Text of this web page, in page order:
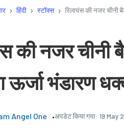
› हिंदी › स्टॉक्स › रिलायंस की नजर चीनी
की नजर चीनी
ऊर्जा भंडारण
Angel One अपडेट किया गया: 19 May